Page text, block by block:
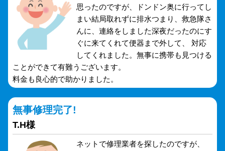
思ったのですが、ドンドン奥に行ってし
まい結局取れずに排水つまり、救急隊さ
んに、連絡をしました深夜だったのにす
ぐに来てくれて便器まで外して、 対応
してくれました。無事に携帯も見つける
ことができて有難うございます。
料金も良心的で助かりました。
無事修理完了!
T.H様
ネットで修理業者を探したのですが、